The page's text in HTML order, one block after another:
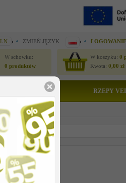
ZMIEŃ JĘZYK LOGOWANIE
W schowku:
0 produktów
W koszyku: 0
Kwota: 0,00 zł
RZEPY
Cena netto
19,96 zł